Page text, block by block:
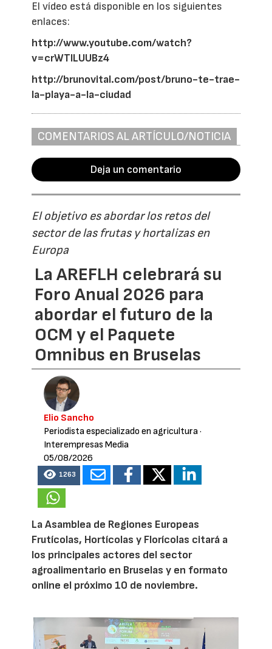
El vídeo está disponible en los siguientes
enlaces:
http://www.youtube.com/watch?
v=crWTlLUUBz4
http://brunovital.com/post/bruno-te-trae-
la-playa-a-la-ciudad
COMENTARIOS AL ARTÍCULO/NOTICIA
Deja un comentario
El objetivo es abordar los retos del
sector de las frutas y hortalizas en
Europa
La AREFLH celebrará su
Foro Anual 2026 para
abordar el futuro de la
OCM y el Paquete
Omnibus en Bruselas
Elio Sancho
Periodista especializado en agricultura·
Interempresas Media
05/08/2026
1263
La Asamblea de Regiones Europeas
Frutícolas, Hortícolas y Florícolas citará a
los principales actores del sector
agroalimentario en Bruselas y en formato
online el próximo 10 de noviembre.